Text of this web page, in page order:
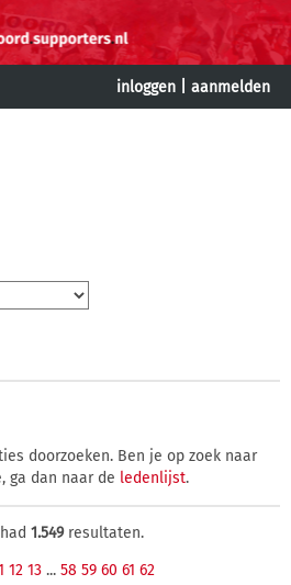
inloggen aanmelden
doorzoeken. Ben je op zoek naar
ga dan naar de ledenlijst.
had 1.549resultaten.
12 13 ... 58 59 60 61 62